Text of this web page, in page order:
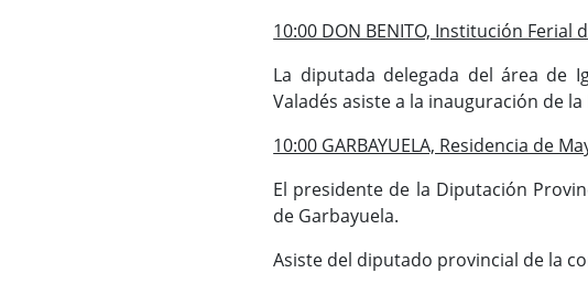
10:00 DON BENITO, Institución Ferial
La diputada delegada del área de
Valadés asiste a la inauguración de la
10:00 GARBAYUELA, Residencia de
El presidente de la Diputación
de Garbayuela.
Asiste del diputado provincial de la